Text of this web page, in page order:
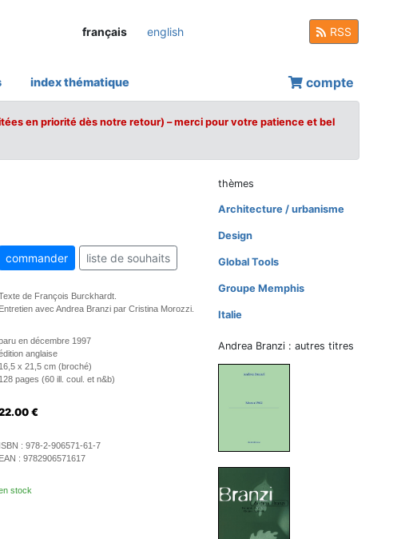
français english RSS
index thématique compte
en priorité dès notre retour) – merci pour votre patience et bel
commander liste de souhaits
de François Burckhardt.
Entretien avec Andrea Branzi par Cristina Morozzi.
en décembre 1997
anglaise
16,5 x 21,5 cm (broché)
128 pages (60 ill. coul. et n&b)
€
ISBN : 978-2-906571-61-7
EAN : 9782906571617
stock
thèmes
Architecture / urbanisme
Design
Global Tools
Groupe Memphis
Italie
Andrea Branzi : autres titres